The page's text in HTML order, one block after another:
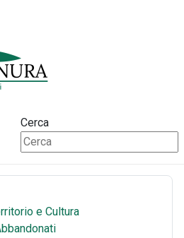
Cerca
e Cultura